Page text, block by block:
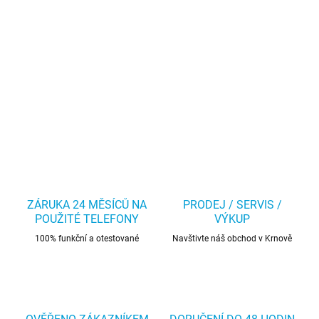
ZÁRUKA 24 MĚSÍCŮ NA
POUŽITÉ TELEFONY
100% funkční a otestované
PRODEJ / SERVIS /
VÝKUP
Navštivte náš obchod v Krnově